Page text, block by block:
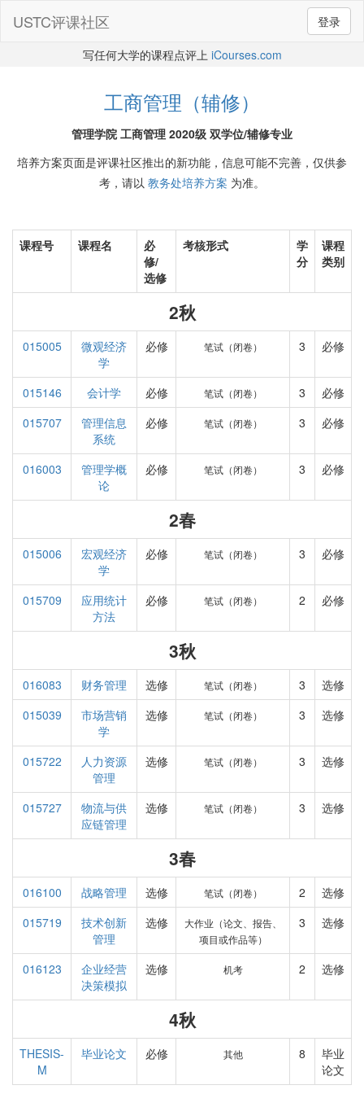
登录
USTC评课社区
写任何大学的课程点评上 iCourses.com
工商管理（辅修）
管理学院 工商管理 2020级 双学位/辅修专业
培养方案页面是评课社区推出的新功能，信息可能不完善，仅供参
考，请以 教务处培养方案 为准。
课程号 课程名
必
修/
选修
考核形式
学
分
课程
类别
2秋
015005
微观经济
学
必修 笔试（闭卷） 3 必修
015146 会计学 必修 笔试（闭卷） 3
必修
015707
管理信息
系统
必修 笔试（闭卷） 3 必修
016003
管理学概
论
必修 笔试（闭卷） 3 必修
2春
015006
宏观经济
学
必修 笔试（闭卷） 3 必修
015709
应用统计
方法
必修 笔试（闭卷） 2 必修
3秋
016083 财务管理 选修 笔试（闭卷） 3
选修
015039
市场营销
学
选修 笔试（闭卷） 3 选修
015722
人力资源
管理
选修 笔试（闭卷） 3 选修
015727
物流与供
应链管理
选修 笔试（闭卷） 3 选修
3春
016100 战略管理 选修 笔试（闭卷） 2
选修
015719
技术创新
管理
选修
大作业（论文、报告、
项目或作品等）
3 选修
016123
企业经营
决策模拟
选修 机考 2 选修
4秋
THESIS-
M
毕业论文 必修 其他 8
毕业
论文